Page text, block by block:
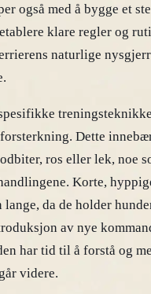
også med å bygge et
klare regler og
naturlige
Dette
ros eller lek, noe
Korte,
da de holder
av nye
har tid til å forstå og
videre.